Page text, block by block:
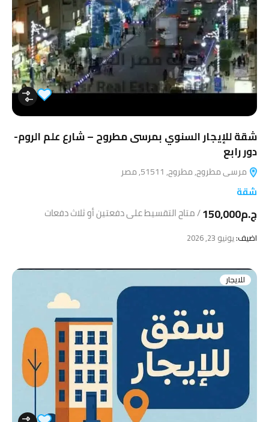
شقة للإيجار السنوي بمرسى مطروح – شارع علم الروم-
دور رابع
مرسى مطروح, مطروح, 51511, مصر
شقة
ج.م150,000 /متاح التقسيط على دفعتين أو ثلاث دفعات
اضيف:يونيو 23, 2026
للايجار